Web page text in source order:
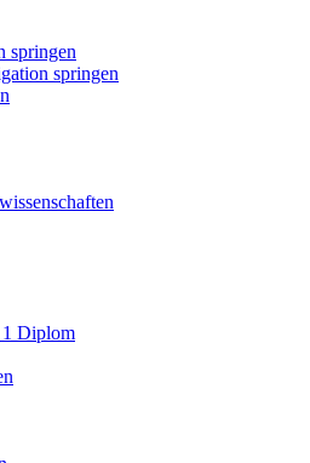
springen
springen
1 Diplom